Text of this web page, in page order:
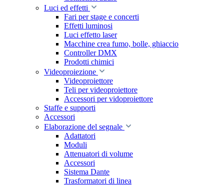
Luci ed effetti
Fari per stage e concerti
Effetti luminosi
Luci effetto laser
Macchine crea fumo, bolle, ghiaccio
Controller DMX
Prodotti chimici
Videoproiezione
Videoproiettore
Teli per videoproiettore
Accessori per vidoproiettore
Staffe e supporti
Accessori
Elaborazione del segnale
Adattatori
Moduli
Attenuatori di volume
Accessori
Sistema Dante
Trasformatori di linea